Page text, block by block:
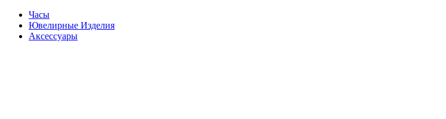
Часы
Ювелирные Изделия
Аксессуары